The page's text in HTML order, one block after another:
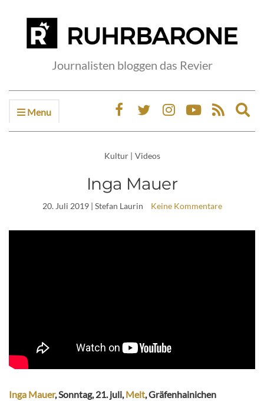
Journalisten bloggen das Revier
Menu
Kultur | Videos
Inga Mauer
20. Juli 2019| Stefan Laurin Keine Kommentare
Inga Mauer, Sonntag, 21. juli,Melt, Gräfenhainichen